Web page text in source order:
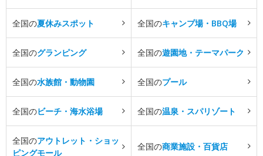
全国の夏休みスポット 全国のキャンプ場・BBQ場
全国のグランピング 全国の遊園地・テーマパーク
全国の水族館・動物園 全国のプール
全国のビーチ・海水浴場 全国の温泉・スパリゾート
全国のアウトレット・ショッ
ピングモール
全国の商業施設・百貨店